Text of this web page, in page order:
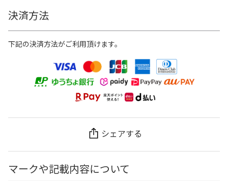
決済方法
下記の決済方法がご利用頂けます。
シェアする
マークや記載内容について